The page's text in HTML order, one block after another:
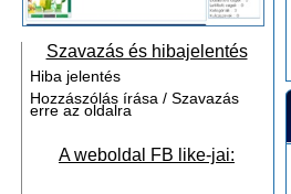
Szavazás és hibajelentés
Hiba jelentés
Hozzászólás írása / Szavazás
erre az oldalra
A weboldal FB like-jai: